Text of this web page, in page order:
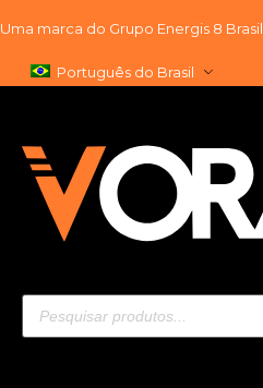
para
Uma marca do Grupo Energis 8 Brasil
Português do Brasil